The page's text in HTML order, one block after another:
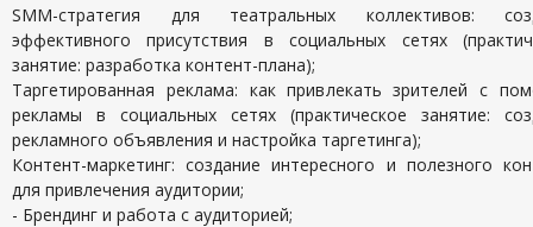
SMM-стратегия для театральных коллективов:
эффективного присутствия в социальных сетях
занятие: разработка контент-плана);
Таргетированная реклама: как привлекать зрителей с
рекламы в социальных сетях (практическое занятие:
рекламного объявления и настройка таргетинга);
Контент-маркетинг: создание интересного и полезного
для привлечения аудитории;
- Брендинг и работа с аудиторией;